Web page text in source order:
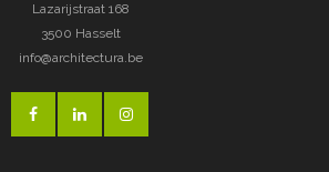
Lazarijstraat 168
3500 Hasselt
info@architectura.be